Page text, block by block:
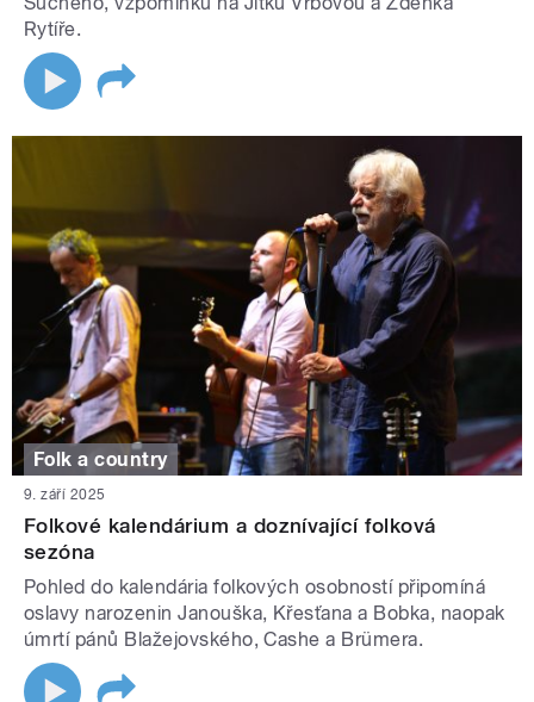
Rytíře.
Folk a country
9. září 2025
Folkové kalendárium a doznívající folková
sezóna
Pohled do kalendária folkových osobností připomíná
oslavy narozenin Janouška, Křesťana a Bobka, naopak
úmrtí pánů Blažejovského, Cashe a Brümera.